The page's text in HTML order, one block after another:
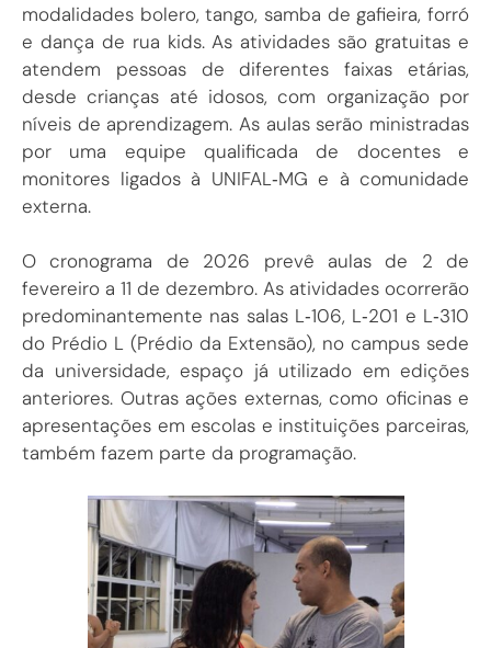
modalidades bolero, tango, samba de gafieira, forró
e dança de rua kids. As atividades são gratuitas e
atendem pessoas de diferentes faixas etárias,
desde crianças até idosos, com organização por
níveis de aprendizagem. As aulas serão ministradas
por uma equipe qualificada de docentes e
monitores ligados à UNIFAL‑MG e à comunidade
externa.
O cronograma de 2026 prevê aulas de 2 de
fevereiro a 11 de dezembro. As atividades ocorrerão
predominantemente nas salas L‑106, L‑201 e L‑310
do Prédio L (Prédio da Extensão), no campus sede
da universidade, espaço já utilizado em edições
anteriores. Outras ações externas, como oficinas e
apresentações em escolas e instituições parceiras,
também fazem parte da programação.